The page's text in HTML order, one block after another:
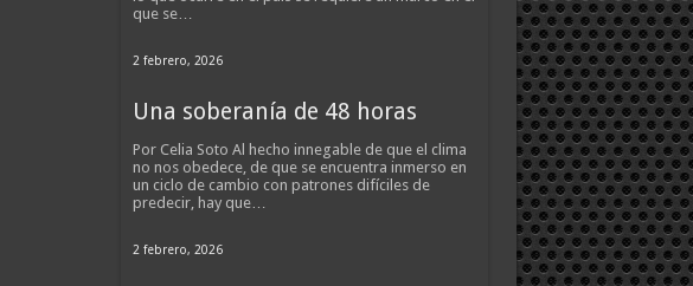
que se…
2 febrero, 2026
Una soberanía de 48 horas
Por Celia Soto Al hecho innegable de que el clima
no nos obedece, de que se encuentra inmerso en
un ciclo de cambio con patrones difíciles de
predecir, hay que…
2 febrero, 2026